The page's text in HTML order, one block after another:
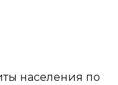
населения по